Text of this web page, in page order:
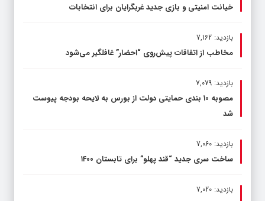
خیانت امنیتی و بازی جدید غربگرایان برای انتخابات
بازدید: 7,162
مخاطب از اتفاقات پیش‌روی “احضار” غافلگیر می‌شود
بازدید: 7,079
مصوبه ۱۰ بندی حمایتی دولت از بورس به لایحه بودجه پیوست
شد
بازدید: 7,060
ساخت سری جدید “قند پهلو” برای تابستان ۱۴۰۰
بازدید: 7,020